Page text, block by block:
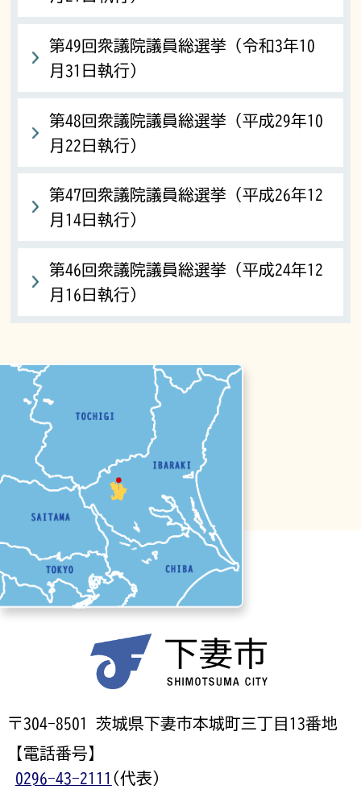
第49回衆議院議員総選挙（令和3年10
月31日執行）
第48回衆議院議員総選挙（平成29年10
月22日執行）
第47回衆議院議員総選挙（平成26年12
月14日執行）
第46回衆議院議員総選挙（平成24年12
月16日執行）
〒304-8501 茨城県下妻市本城町三丁目13番地
【電話番号】
0296-43-2111 (代表)